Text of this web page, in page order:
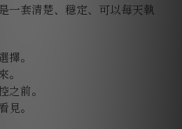
一套清楚、穩定、可以每天執
擇。
之前。
見。